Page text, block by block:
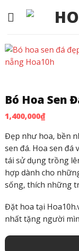
qua
dung
Bó Hoa Sen
1,400,000₫
Đẹp như hoa, bền
sen đá. Hoa sen đá
tái sử dụng trồng
hợp dành cho
sống, thích những
Đặt hoa tại
nhất tặng người